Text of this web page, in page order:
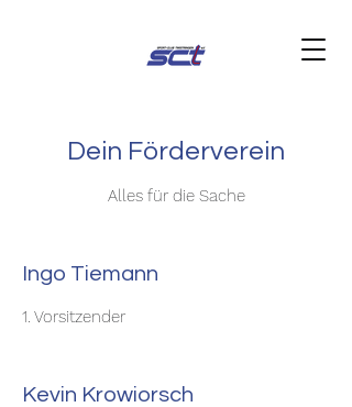
Dein Förderverein
Alles für die Sache
Ingo Tiemann
1. Vorsitzender
Kevin Krowiorsch